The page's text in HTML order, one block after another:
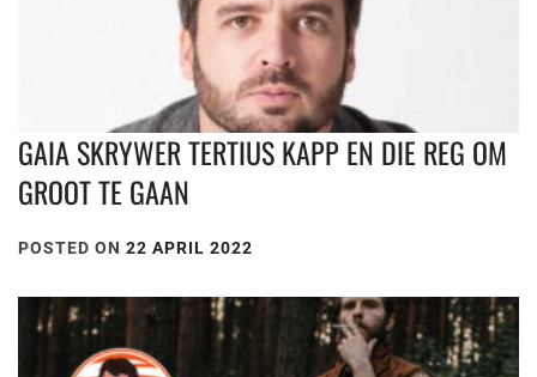
GAIA SKRYWER TERTIUS KAPP EN DIE REG OM
GROOT TE GAAN
POSTED ON 22 APRIL 2022